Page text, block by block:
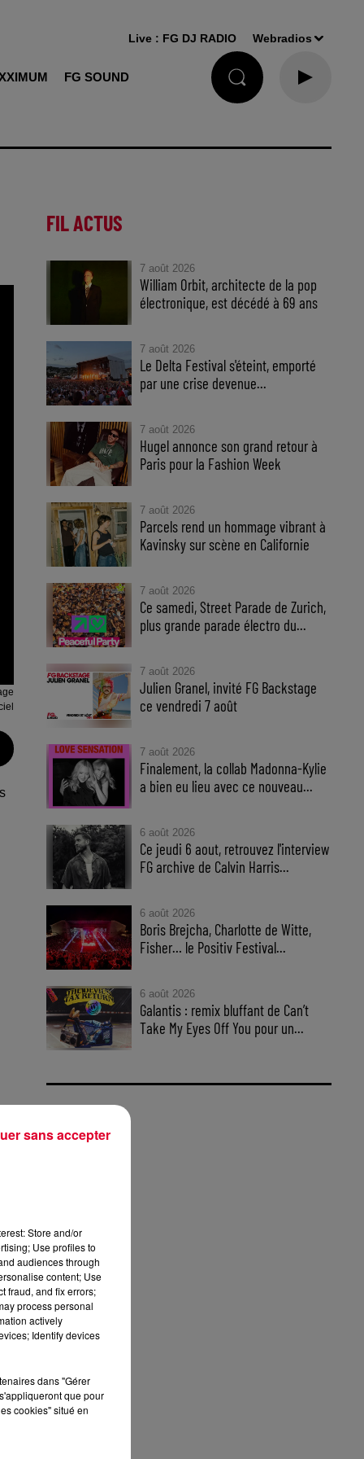
FG SOUND
Live : FG DJ RADIO Webradios
FIL ACTUS
7 août 2026
William Orbit, architecte de la pop
électronique, est décédé à 69 ans
7 août 2026
Le Delta Festival s'éteint, emporté
par une crise devenue...
7 août 2026
Hugel annonce son grand retour à
Paris pour la Fashion Week
7 août 2026
Parcels rend un hommage vibrant à
Kavinsky sur scène en Californie
7 août 2026
Ce samedi, Street Parade de Zurich,
plus grande parade électro du...
7 août 2026
Julien Granel, invité FG Backstage
ce vendredi 7 août
7 août 2026
Finalement, la collab Madonna-Kylie
a bien eu lieu avec ce nouveau...
6 août 2026
Ce jeudi 6 aout, retrouvez l'interview
FG archive de Calvin Harris...
6 août 2026
Boris Brejcha, Charlotte de Witte,
Fisher… le Positiv Festival...
6 août 2026
Galantis : remix bluffant de Can’t
Take My Eyes Off You pour un...
Store and/or
Use profiles to
audiences through
content; Use
fraud, and fix errors;
process personal
actively
Identify devices
dans "Gérer
que pour
cookies" situé en
sans accepter